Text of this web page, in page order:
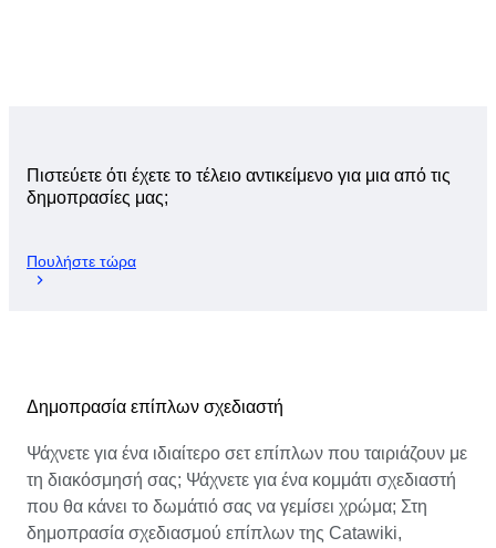
Πιστεύετε ότι έχετε το τέλειο αντικείμενο για μια από τις
δημοπρασίες μας;
Πουλήστε τώρα
Δημοπρασία επίπλων σχεδιαστή
Ψάχνετε για ένα ιδιαίτερο σετ επίπλων που ταιριάζουν με
τη διακόσμησή σας; Ψάχνετε για ένα κομμάτι σχεδιαστή
που θα κάνει το δωμάτιό σας να γεμίσει χρώμα; Στη
δημοπρασία σχεδιασμού επίπλων της Catawiki,